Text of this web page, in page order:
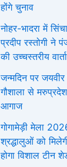
होंगे चुनाव
नोहर-भादरा में
प्रदीप रस्तोगी ने
की उच्चस्तरीय वार्ता
जन्मदिन पर
गौशाला से
आगाज
गोगामेड़ी मेला
श्रद्धालुओं को
होगा विशाल टीन